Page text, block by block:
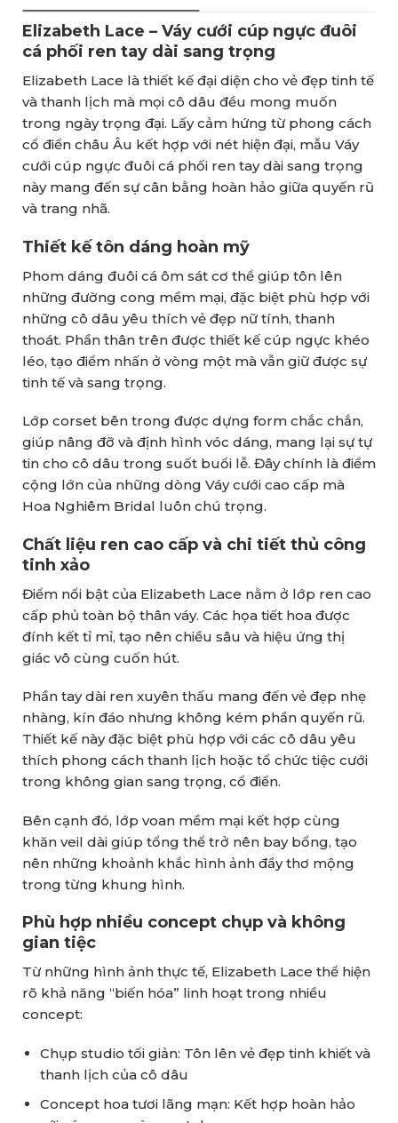
Elizabeth Lace – Váy cưới cúp ngực đuôi
cá phối ren tay dài sang trọng
Elizabeth Lace là thiết kế đại diện cho vẻ đẹp tinh tế
và thanh lịch mà mọi cô dâu đều mong muốn
trong ngày trọng đại. Lấy cảm hứng từ phong cách
cổ điển châu Âu kết hợp với nét hiện đại, mẫu Váy
cưới cúp ngực đuôi cá phối ren tay dài sang trọng
này mang đến sự cân bằng hoàn hảo giữa quyến rũ
và trang nhã.
Thiết kế tôn dáng hoàn mỹ
Phom dáng đuôi cá ôm sát cơ thể giúp tôn lên
những đường cong mềm mại, đặc biệt phù hợp với
những cô dâu yêu thích vẻ đẹp nữ tính, thanh
thoát. Phần thân trên được thiết kế cúp ngực khéo
léo, tạo điểm nhấn ở vòng một mà vẫn giữ được sự
tinh tế và sang trọng.
Lớp corset bên trong được dựng form chắc chắn,
giúp nâng đỡ và định hình vóc dáng, mang lại sự tự
tin cho cô dâu trong suốt buổi lễ. Đây chính là điểm
cộng lớn của những dòng Váy cưới cao cấp mà
Hoa Nghiêm Bridal luôn chú trọng.
Chất liệu ren cao cấp và chi tiết thủ công
tinh xảo
Điểm nổi bật của Elizabeth Lace nằm ở lớp ren cao
cấp phủ toàn bộ thân váy. Các họa tiết hoa được
đính kết tỉ mỉ, tạo nên chiều sâu và hiệu ứng thị
giác vô cùng cuốn hút.
Phần tay dài ren xuyên thấu mang đến vẻ đẹp nhẹ
nhàng, kín đáo nhưng không kém phần quyến rũ.
Thiết kế này đặc biệt phù hợp với các cô dâu yêu
thích phong cách thanh lịch hoặc tổ chức tiệc cưới
trong không gian sang trọng, cổ điển.
Bên cạnh đó, lớp voan mềm mại kết hợp cùng
khăn veil dài giúp tổng thể trở nên bay bổng, tạo
nên những khoảnh khắc hình ảnh đầy thơ mộng
trong từng khung hình.
Phù hợp nhiều concept chụp và không
gian tiệc
Từ những hình ảnh thực tế, Elizabeth Lace thể hiện
rõ khả năng “biến hóa” linh hoạt trong nhiều
concept:
Chụp studio tối giản: Tôn lên vẻ đẹp tinh khiết và
thanh lịch của cô dâu
Concept hoa tươi lãng mạn: Kết hợp hoàn hảo